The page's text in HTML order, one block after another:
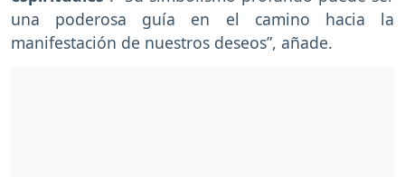
una poderosa guía en el camino hacia la
manifestación de nuestros deseos”, añade.